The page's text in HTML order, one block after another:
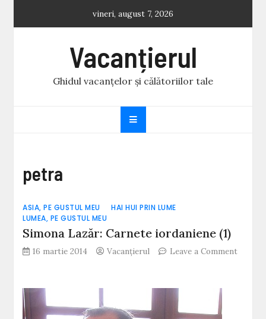
vineri, august 7, 2026
Vacanțierul
Ghidul vacanțelor și călătoriilor tale
petra
ASIA, PE GUSTUL MEU
HAI HUI PRIN LUME
LUMEA, PE GUSTUL MEU
Simona Lazăr: Carnete iordaniene (1)
16 martie 2014 Vacanțierul
Leave a Comment
Lazăr:
Carnete
iordaniene